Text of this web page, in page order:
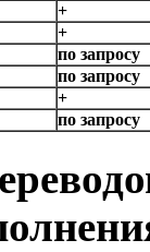
+
+
по запросу
по запросу
+
по запросу